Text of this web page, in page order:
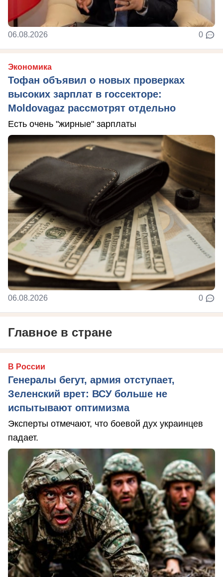
06.08.2026 0
Экономика
Тофан объявил о новых проверках
высоких зарплат в госсекторе:
Moldovagaz рассмотрят отдельно
Есть очень "жирные" зарплаты
06.08.2026 0
Главное в стране
В России
Генералы бегут, армия отступает,
Зеленский врет: ВСУ больше не
испытывают оптимизма
Эксперты отмечают, что боевой дух украинцев
падает.